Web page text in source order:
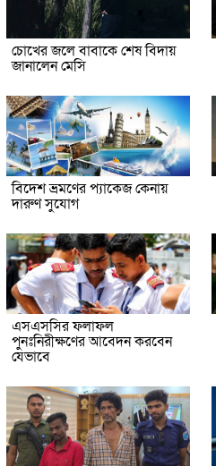
চোখের জলে বাবাকে শেষ বিদায়
জানালেন মেসি
বিদেশ ভ্রমণের প্যাকেজ কেনায়
দারুণ সুযোগ
এসএসসির ফলাফল
পুনঃনিরীক্ষণের আবেদন করবেন
যেভাবে